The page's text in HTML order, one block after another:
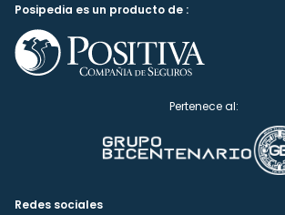
Posipedia es un producto de :
Pertenece al:
Redes sociales